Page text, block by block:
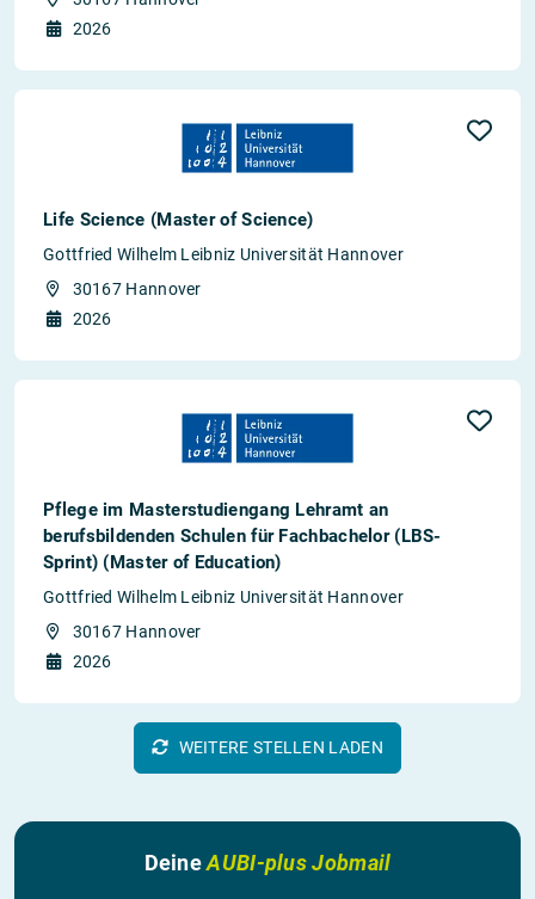
2026
Life Science (Master of Science)
Gottfried Wilhelm Leibniz Universität Hannover
30167 Hannover
2026
Pflege im Masterstudiengang Lehramt an
berufsbildenden Schulen für Fachbachelor (LBS-
Sprint) (Master of Education)
Gottfried Wilhelm Leibniz Universität Hannover
30167 Hannover
2026
WEITERE STELLEN LADEN
DeineAUBI-plus Jobmail